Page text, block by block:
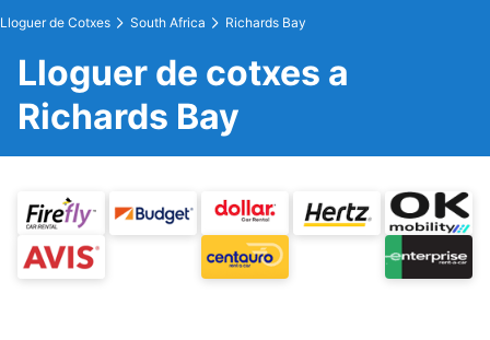
Lloguer de Cotxes South Africa Richards Bay
Lloguer de cotxes a
Richards Bay